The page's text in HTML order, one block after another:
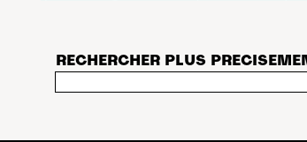
RECHERCHER PLUS